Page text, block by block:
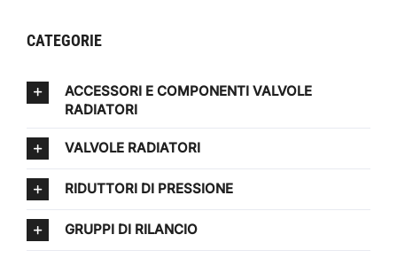
CATEGORIE
ACCESSORI E COMPONENTI VALVOLE
RADIATORI
VALVOLE RADIATORI
RIDUTTORI DI PRESSIONE
GRUPPI DI RILANCIO